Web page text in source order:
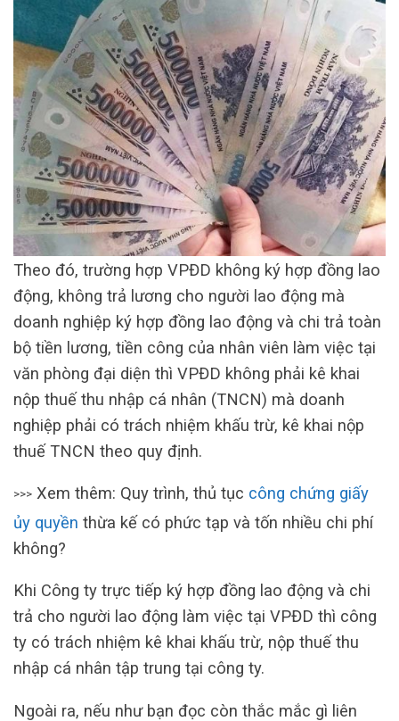
Theo đó, trường hợp VPĐD không ký hợp đồng lao
động, không trả lương cho người lao động mà
doanh nghiệp ký hợp đồng lao động và chi trả toàn
bộ tiền lương, tiền công của nhân viên làm việc tại
văn phòng đại diện thì VPĐD không phải kê khai
nộp thuế thu nhập cá nhân (TNCN) mà doanh
nghiệp phải có trách nhiệm khấu trừ, kê khai nộp
thuế TNCN theo quy định.
>>> Xem thêm: Quy trình, thủ tục công chứng giấy
ủy quyền thừa kế có phức tạp và tốn nhiều chi phí
không?
Khi Công ty trực tiếp ký hợp đồng lao động và chi
trả cho người lao động làm việc tại VPĐD thì công
ty có trách nhiệm kê khai khấu trừ, nộp thuế thu
nhập cá nhân tập trung tại công ty.
Ngoài ra, nếu như bạn đọc còn thắc mắc gì liên